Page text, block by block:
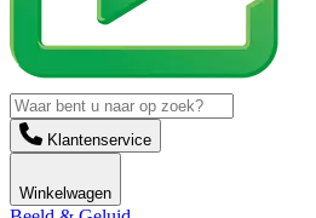
Klantenservice
Winkelwagen